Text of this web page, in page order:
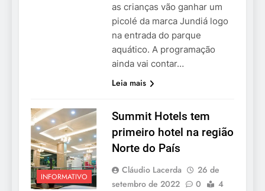
as crianças vão ganhar um
picolé da marca Jundiá logo
na entrada do parque
aquático. A programação
ainda vai contar…
Leia mais
INFORMATIVO
Summit Hotels tem
primeiro hotel na região
Norte do País
Cláudio Lacerda
26 de
setembro de 2022
0
4